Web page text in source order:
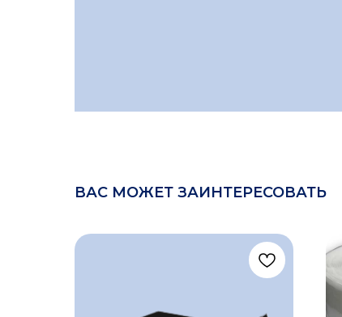
ВАС МОЖЕТ ЗАИНТЕРЕСОВАТЬ